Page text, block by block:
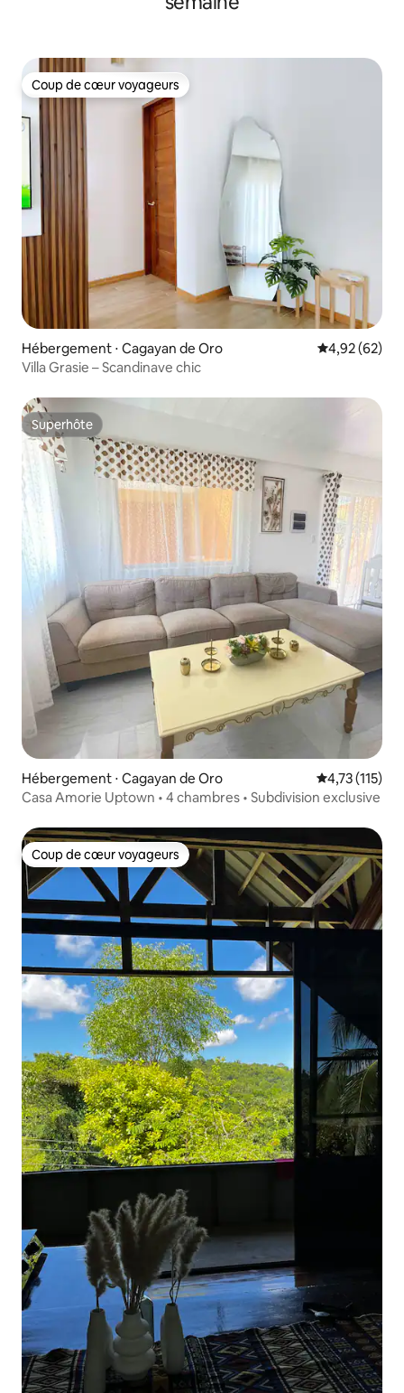
Coup de cœur voyageurs
Coup de cœur voyageurs
Hébergement ⋅ Cagayan de Oro Évaluation
4,92 (62)
Villa Grasie – Scandinave chic
Superhôte
Superhôte
Hébergement ⋅ Cagayan de Oro Évaluation
4,73 (115)
Casa Amorie Uptown • 4 chambres • Subdivision exclusive
Coup de cœur voyageurs
Coup de cœur voyageurs